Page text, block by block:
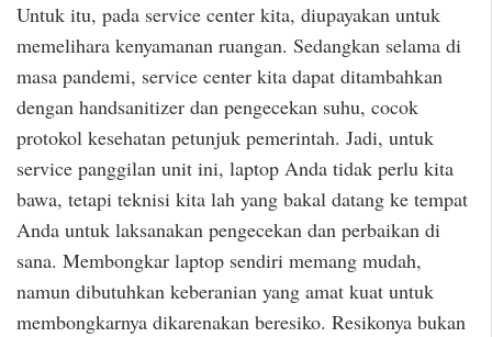
Untuk itu, pada service center kita, diupayakan untuk
memelihara kenyamanan ruangan. Sedangkan selama di
masa pandemi, service center kita dapat ditambahkan
dengan handsanitizer dan pengecekan suhu, cocok
protokol kesehatan petunjuk pemerintah. Jadi, untuk
service panggilan unit ini, laptop Anda tidak perlu kita
bawa, tetapi teknisi kita lah yang bakal datang ke tempat
Anda untuk laksanakan pengecekan dan perbaikan di
sana. Membongkar laptop sendiri memang mudah,
namun dibutuhkan keberanian yang amat kuat untuk
membongkarnya dikarenakan beresiko. Resikonya bukan